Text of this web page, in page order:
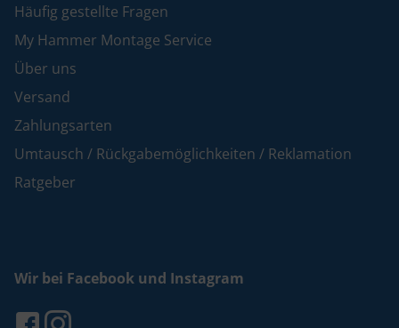
Häufig gestellte Fragen
My Hammer Montage Service
Über uns
Versand
Zahlungsarten
Umtausch / Rückgabemöglichkeiten / Reklamation
Ratgeber
Wir bei Facebook und Instagram